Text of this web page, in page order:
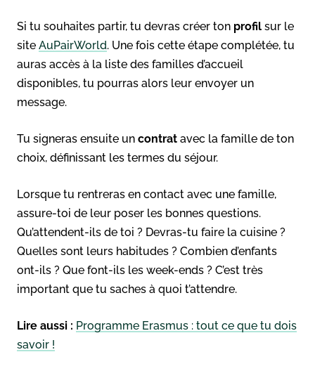
Si tu souhaites partir, tu devras créer ton profil sur le
site AuPairWorld. Une fois cette étape complétée, tu
auras accès à la liste des familles d’accueil
disponibles, tu pourras alors leur envoyer un
message.
Tu signeras ensuite un contrat avec la famille de ton
choix, définissant les termes du séjour.
Lorsque tu rentreras en contact avec une famille,
assure-toi de leur poser les bonnes questions.
Qu’attendent-ils de toi ? Devras-tu faire la cuisine ?
Quelles sont leurs habitudes ? Combien d’enfants
ont-ils ? Que font-ils les week-ends ? C’est très
important que tu saches à quoi t’attendre.
Lire aussi : Programme Erasmus : tout ce que tu dois
savoir !